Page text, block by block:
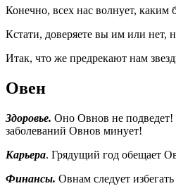
Конечно, всех нас волнует,
Кстати, доверяете вы им или нет,
Итак, что же предрекают нам
Овен
Здоровье. Оно Овнов не подведет!
заболеваний Овнов минует!
Карьера. Грядущий год обещает
Финансы. Овнам следует